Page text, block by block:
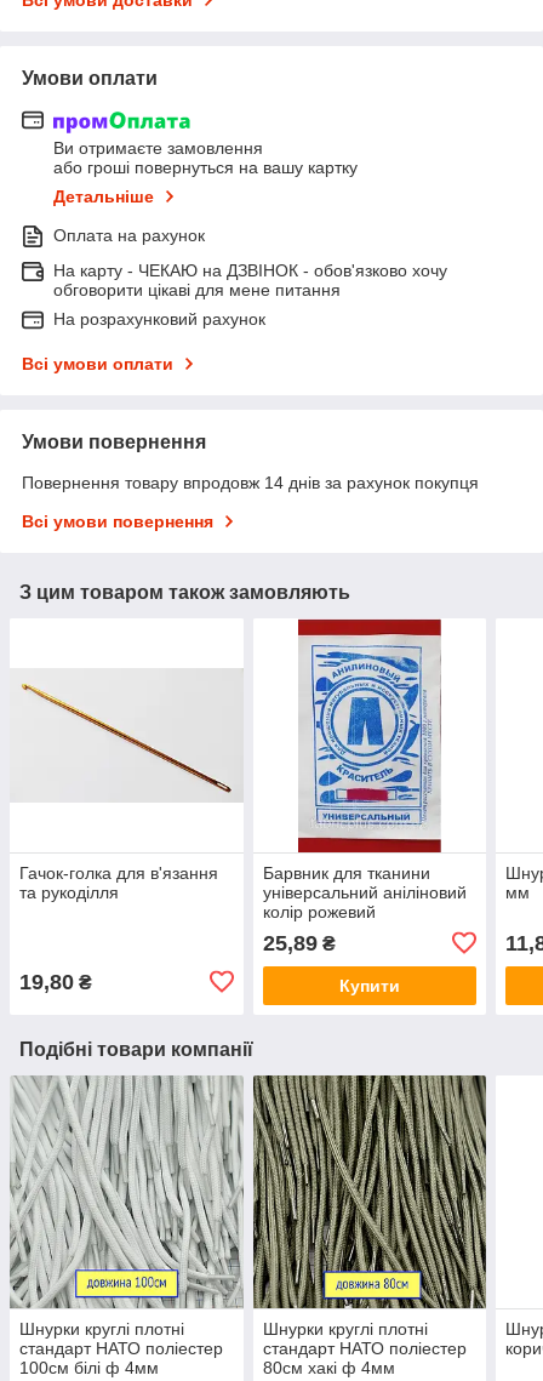
Умови оплати
Ви отримаєте замовлення
або гроші повернуться на вашу картку
Детальніше
Оплата на рахунок
На карту - ЧЕКАЮ на ДЗВІНОК - обов'язково хочу
обговорити цікаві для мене питання
На розрахунковий рахунок
Всі умови оплати
Умови повернення
Повернення товару впродовж 14 днів за рахунок покупця
Всі умови повернення
З цим товаром також замовляють
Гачок-голка для в'язання
та рукоділля
19,80 ₴
Барвник для тканини
універсальний аніліновий
колір рожевий
25,89₴
Купити
мм
Подібні товари компанії
Шнурки круглі плотні
стандарт НАТО поліестер
100см білі ф 4мм
Шнурки круглі плотні
стандарт НАТО поліестер
80см хакі ф 4мм